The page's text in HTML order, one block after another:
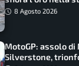
urlo, il bilancio
8 Agosto 2026
MotoGP: assolo
Silverstone,